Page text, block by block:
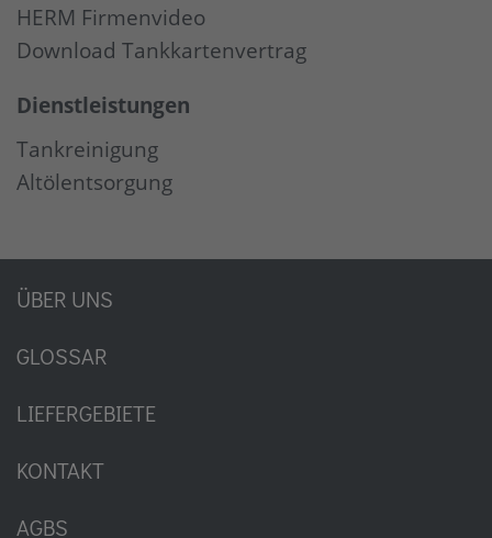
HERM Firmenvideo
Download Tankkartenvertrag
Dienstleistungen
Tankreinigung
Altölentsorgung
ÜBER UNS
GLOSSAR
LIEFERGEBIETE
KONTAKT
AGBS